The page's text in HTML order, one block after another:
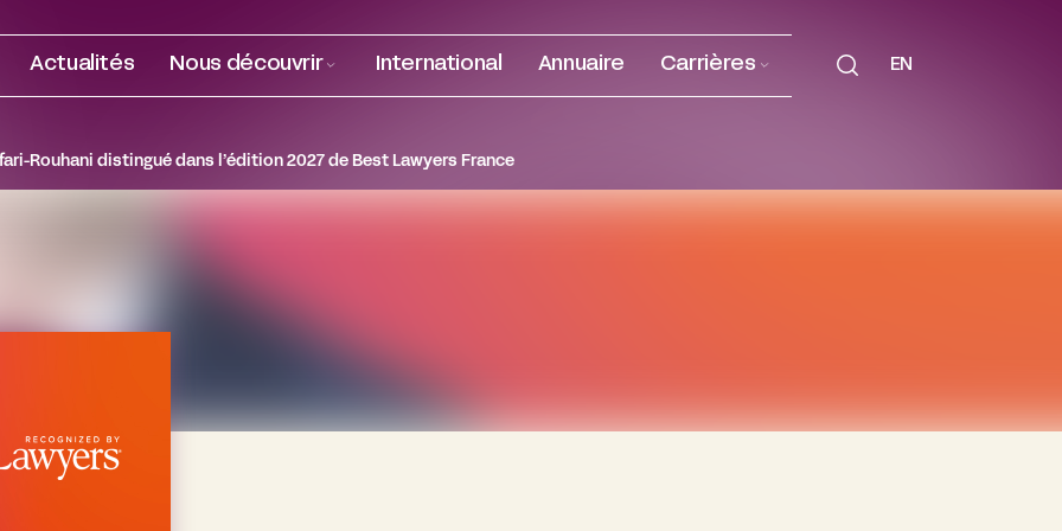
Actualités Nous découvrir International Annuaire Carrières EN
Rouhani distingué dans l’édition 2027 de Best Lawyers France